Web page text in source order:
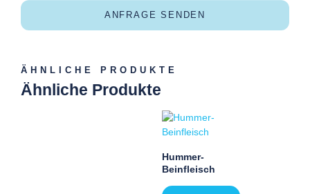
ANFRAGE SENDEN
ÄHNLICHE PRODUKTE
Ähnliche Produkte
Hummer-
Beinfleisch